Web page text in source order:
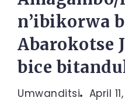
n’ibikorwa
Abarokotse
bice
Umwanditsi April